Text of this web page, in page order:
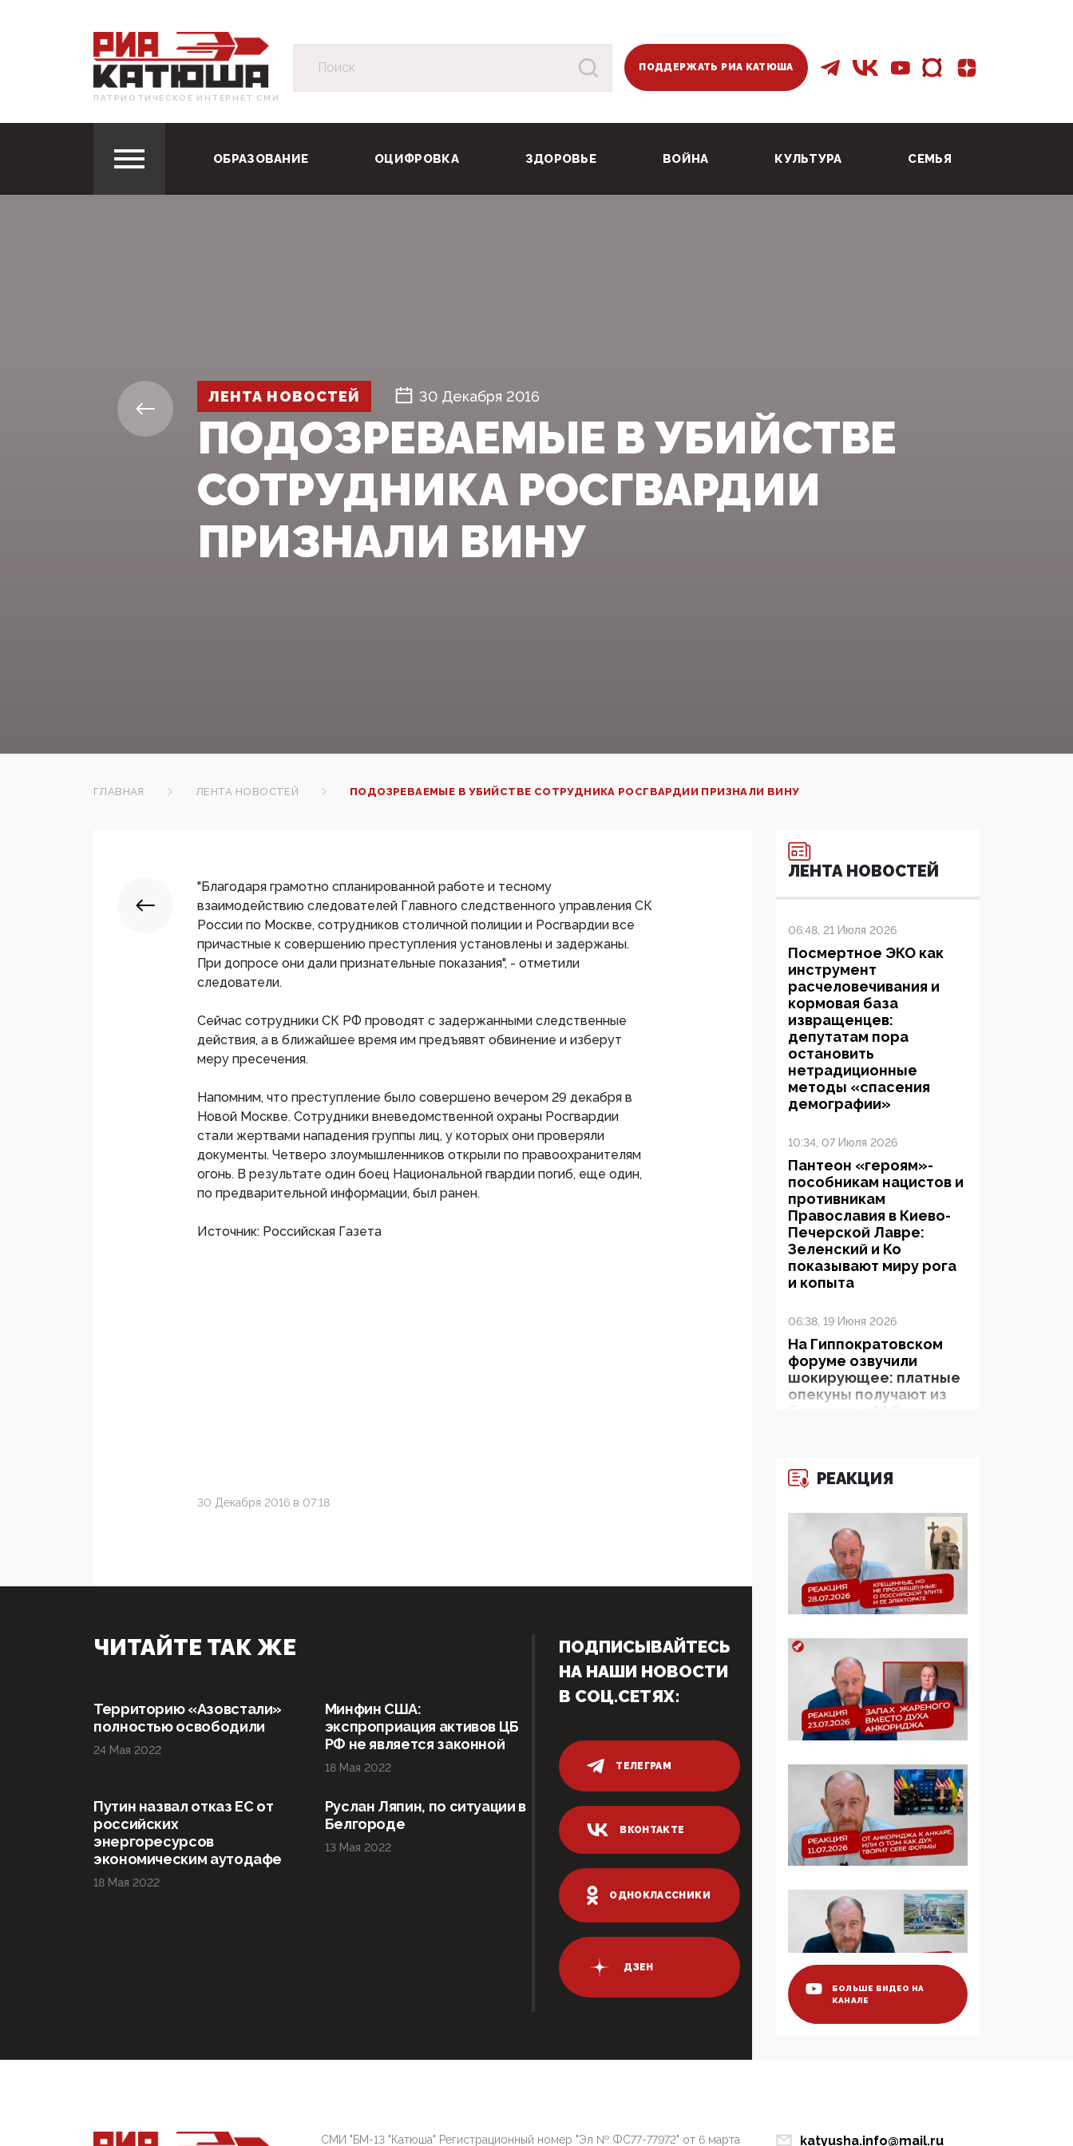
ПАТРИОТИЧЕСКОЕ ИНТЕРНЕТ СМИ
ПОДДЕРЖАТЬ РИА КАТЮША
ОБРАЗОВАНИЕ ОЦИФРОВКА ЗДОРОВЬЕ ВОЙНА КУЛЬТУРА СЕМЬЯ
ЛЕНТА НОВОСТЕЙ 30 Декабря 2016
ПОДОЗРЕВАЕМЫЕ В УБИЙСТВЕ
СОТРУДНИКА РОСГВАРДИИ
ПРИЗНАЛИ ВИНУ‍
ГЛАВНАЯ ЛЕНТА НОВОСТЕЙ ПОДОЗРЕВАЕМЫЕ В УБИЙСТВЕ СОТРУДНИКА РОСГВАРДИИ ПРИЗНАЛИ ВИНУ‍
"Благодаря грамотно спланированной работе и тесному
взаимодействию следователей Главного следственного управления СК
России по Москве, сотрудников столичной полиции и Росгвардии все
причастные к совершению преступления установлены и задержаны.
При допросе они дали признательные показания", - отметили
следователи.
Сейчас сотрудники СК РФ проводят с задержанными следственные
действия, а в ближайшее время им предъявят обвинение и изберут
меру пресечения.
Напомним, что преступление было совершено вечером 29 декабря в
Новой Москве. Сотрудники вневедомственной охраны Росгвардии
стали жертвами нападения группы лиц, у которых они проверяли
документы. Четверо злоумышленников открыли по правоохранителям
огонь. В результате один боец Национальной гвардии погиб, еще один,
по предварительной информации, был ранен.
Источник: Российская Газета
30 Декабря 2016 в 07:18
ЛЕНТА НОВОСТЕЙ
06:48, 21 Июля 2026
Посмертное ЭКО как
инструмент
расчеловечивания и
кормовая база
извращенцев:
депутатам пора
остановить
нетрадиционные
методы «спасения
демографии»
10:34, 07 Июля 2026
Пантеон «героям»-
пособникам нацистов и
противникам
Православия в Киево-
Печерской Лавре:
Зеленский и Ко
показывают миру рога
и копыта
06:38, 19 Июня 2026
На Гиппократовском
форуме озвучили
шокирующее: платные
опекуны получают из
05:00, 13 Июня 2026
Обществознания под
редакцией Медведева:
суверенитет,
традиционные
ценности и немного
двоемыслия
11:53, 09 Июня 2026
Прокуратура наконец
увидела
экстремистскую
деятельность ИИТО
ЮНЕСКО в России, но
продолжают
определять повестку в
образовании
09:43, 01 Июня 2026
5G за счет здоровья
намерено отобрать у
регионов и
муниципалитетов право
защищать жилые дома
и социальные объекты
от ЭМИ
05:58, 26 Мая 2026
07:39, 25 Мая 2026
РЕАКЦИЯ
БОЛЬШЕ ВИДЕО НА
КАНАЛЕ
ЧИТАЙТЕ ТАК ЖЕ
Территорию «Азовстали»
полностью освободили
24 Мая 2022
Минфин США:
экспроприация активов ЦБ
РФ не является законной
18 Мая 2022
Путин назвал отказ ЕС от
российских
энергоресурсов
экономическим аутодафе
18 Мая 2022
Руслан Ляпин, по ситуации в
Белгороде
13 Мая 2022
ПОДПИСЫВАЙТЕСЬ
НА НАШИ НОВОСТИ
В СОЦ.СЕТЯХ:
ТЕЛЕГРАМ
ВКОНТАКТЕ
ОДНОКЛАССНИКИ
ДЗЕН
СМИ "БМ-13 "Катюша" Регистрационный номер "Эл № ФС77-77972" от 6 марта katyusha.info@mail.ru